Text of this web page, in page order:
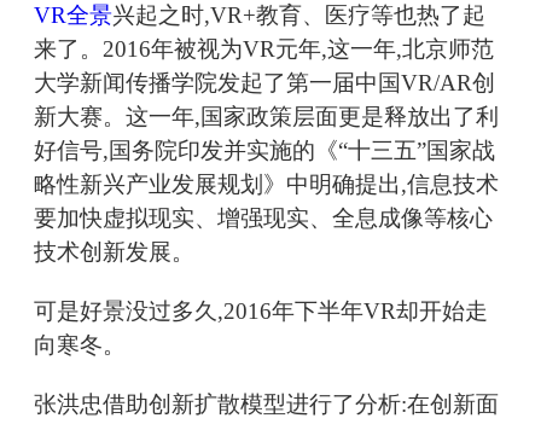
VR全景兴起之时,VR+教育、医疗等也热了起
来了。2016年被视为VR元年,这一年,北京师范
大学新闻传播学院发起了第一届中国VR/AR创
新大赛。这一年,国家政策层面更是释放出了利
好信号,国务院印发并实施的《“十三五”国家战
略性新兴产业发展规划》中明确提出,信息技术
要加快虚拟现实、增强现实、全息成像等核心
技术创新发展。
可是好景没过多久,2016年下半年VR却开始走
向寒冬。
张洪忠借助创新扩散模型进行了分析:在创新面